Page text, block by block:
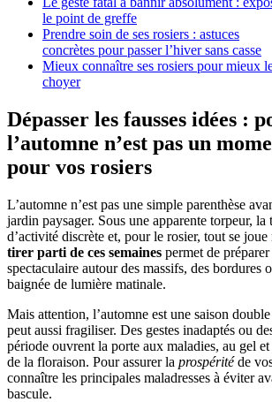
le point de greffe
Prendre soin de ses rosiers : astuces
concrètes pour passer l’hiver sans casse
Mieux connaître ses rosiers pour mieux
choyer
Dépasser les fausses idées :
l’automne n’est pas un
pour vos rosiers
L’automne n’est pas une simple parenthèse
jardin paysager. Sous une apparente torpeur,
d’activité discrète et, pour le rosier, tout se joue
tirer parti de ces semaines permet de
spectaculaire autour des massifs, des bordures
baignée de lumière matinale.
Mais attention, l’automne est une saison
peut aussi fragiliser. Des gestes inadaptés ou
période ouvrent la porte aux maladies, au gel
de la floraison. Pour assurer la prospéritéde
connaître les principales maladresses à éviter
bascule.